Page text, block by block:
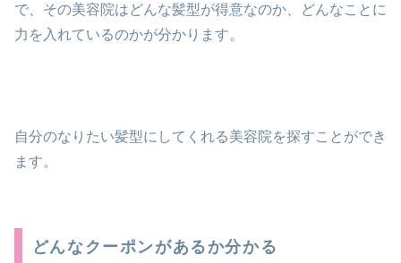
で、その美容院はどんな髪型が得意なのか、どんなことに
力を入れているのかが分かります。
自分のなりたい髪型にしてくれる美容院を探すことができ
ます。
どんなクーポンがあるか分かる